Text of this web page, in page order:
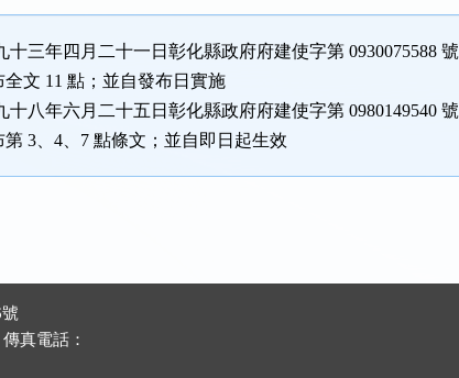
十三年四月二十一日彰化縣政府府建使字第 0930075588 號
文 11 點；並自發布日實施
十八年六月二十五日彰化縣政府府建使字第 0980149540 號
3、4、7 點條文；並自即日起生效
真電話：